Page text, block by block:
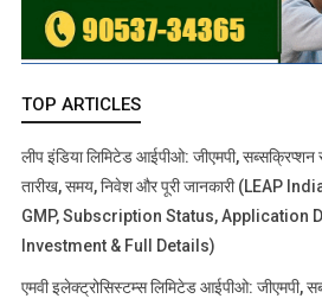
TOP ARTICLES
लीप इंडिया लिमिटेड आईपीओ: जीएमपी,
तारीख, समय, निवेश और पूरी जानकारी (LEAP
GMP, Subscription Status, Application
Investment & Full Details)
एमवी इलेक्ट्रोसिस्टम्स लिमिटेड आईपीओ: जीएमपी,